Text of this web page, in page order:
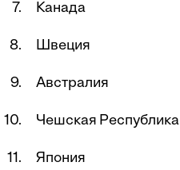
Канада
Швеция
Австралия
Чешская Республика
Япония